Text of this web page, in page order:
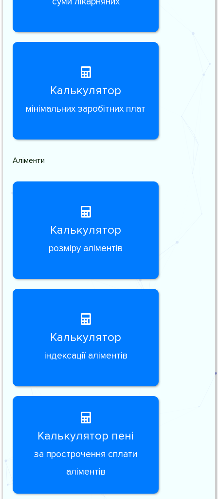
Калькулятор
мінімальних заробітних плат
Аліменти
Калькулятор
розміру аліментів
Калькулятор
індексації аліментів
Калькулятор пені
за прострочення сплати
аліментів